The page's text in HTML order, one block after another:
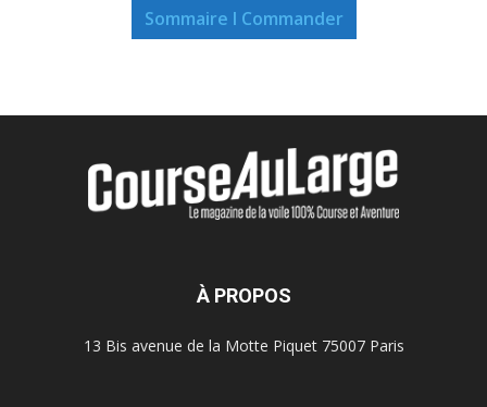
Sommaire I Commander
À PROPOS
13 Bis avenue de la Motte Piquet 75007 Paris